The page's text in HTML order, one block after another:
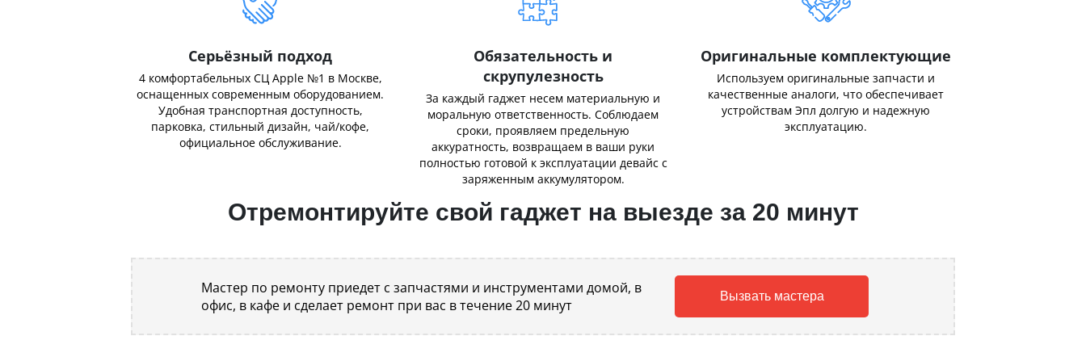
Серьёзный подход
4 комфортабельных СЦ Apple №1 в Москве,
оснащенных современным оборудованием.
Удобная транспортная доступность,
парковка, стильный дизайн, чай/кофе,
официальное обслуживание.
Обязательность и
скрупулезность
За каждый гаджет несем материальную и
моральную ответственность. Соблюдаем
сроки, проявляем предельную
аккуратность, возвращаем в ваши руки
полностью готовой к эксплуатации девайс с
заряженным аккумулятором.
Оригинальные комплектующие
Используем оригинальные запчасти и
качественные аналоги, что обеспечивает
устройствам Эпл долгую и надежную
эксплуатацию.
Отремонтируйте свой гаджет на выезде за 20 минут
Мастер по ремонту приедет с запчастями и инструментами домой, в
офис, в кафе и сделает ремонт при вас в течение 20 минут
Вызвать мастера